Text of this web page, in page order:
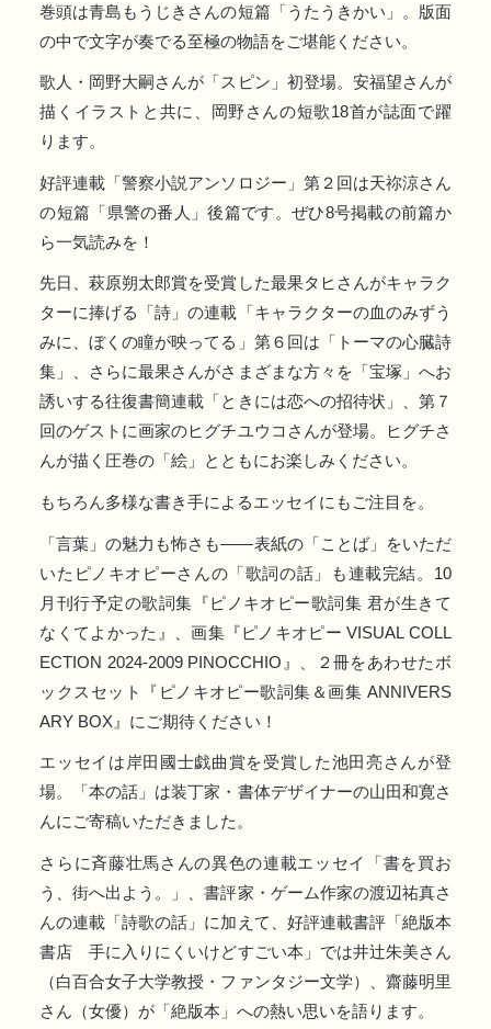
巻頭は青島もうじきさんの短篇「うたうきかい」。版面
の中で文字が奏でる至極の物語をご堪能ください。
歌人・岡野大嗣さんが「スピン」初登場。安福望さんが
描くイラストと共に、岡野さんの短歌18首が誌面で躍
ります。
好評連載「警察小説アンソロジー」第２回は天祢涼さん
の短篇「県警の番人」後篇です。ぜひ8号掲載の前篇か
ら一気読みを！
先日、萩原朔太郎賞を受賞した最果タヒさんがキャラク
ターに捧げる「詩」の連載「キャラクターの血のみずう
みに、ぼくの瞳が映ってる」第６回は「トーマの心臓詩
集」、さらに最果さんがさまざまな方々を「宝塚」へお
誘いする往復書簡連載「ときには恋への招待状」、第７
回のゲストに画家のヒグチユウコさんが登場。ヒグチさ
んが描く圧巻の「絵」とともにお楽しみください。
もちろん多様な書き手によるエッセイにもご注目を。
「⾔葉」の魅⼒も怖さも――表紙の「ことば」をいただ
いたピノキオピーさんの「歌詞の話」も連載完結。10
⽉刊⾏予定の歌詞集『ピノキオピー歌詞集 君が⽣きて
なくてよかった』、画集『ピノキオピー VISUAL COLL
ECTION 2024-2009 PINOCCHIO』、２冊をあわせたボ
ックスセット『ピノキオピー歌詞集＆画集 ANNIVERS
ARY BOX』にご期待ください！
エッセイは岸田國士戯曲賞を受賞した池田亮さんが登
場。「本の話」は装丁家・書体デザイナーの山田和寛さ
んにご寄稿いただきました。
さらに斉藤壮馬さんの異色の連載エッセイ「書を買お
う、街へ出よう。」、書評家・ゲーム作家の渡辺祐真さ
んの連載「詩歌の話」に加えて、好評連載書評「絶版本
書店 手に入りにくいけどすごい本」では井辻朱美さん
（白百合女子大学教授・ファンタジー文学）、齋藤明里
さん（女優）が「絶版本」への熱い思いを語ります。